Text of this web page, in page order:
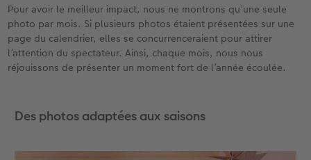
Pour avoir le meilleur impact, nous ne montrons qu’une seule
photo par mois. Si plusieurs photos étaient présentées sur une
page du calendrier, elles se concurrenceraient pour attirer
l’attention du spectateur. Ainsi, chaque mois, nous nous
réjouissons de présenter un moment fort de l’année écoulée.
Des photos adaptées aux saisons